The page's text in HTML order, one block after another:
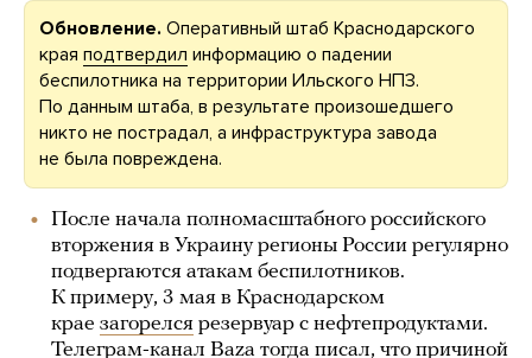
Обновление. Оперативный штаб Краснодарского
края подтвердил информацию о падении
беспилотника на территории Ильского НПЗ.
По данным штаба, в результате произошедшего
никто не пострадал, а инфраструктура завода
не была повреждена.
После начала полномасштабного российского
вторжения в Украину регионы России регулярно
подвергаются атакам беспилотников.
К примеру, 3 мая в Краснодарском
крае загорелся резервуар с нефтепродуктами.
Телеграм-канал Baza тогда писал, что причиной